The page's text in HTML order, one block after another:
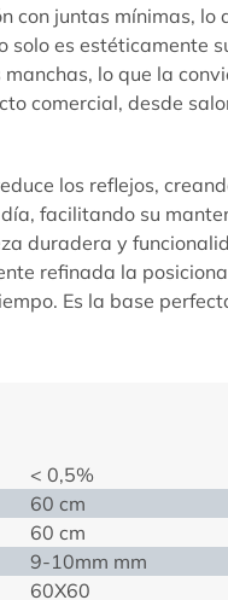
con juntas mínimas, lo
es estéticamente
lo que la
comercial, desde
los reflejos,
facilitando su
duradera y
refinada la
Es la base
< 0,5%
60 cm
60 cm
9-10mm mm
60X60